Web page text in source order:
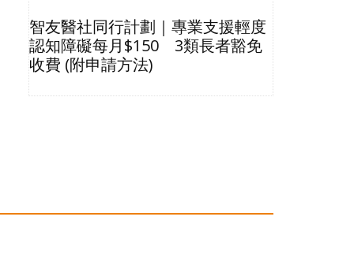
智友醫社同行計劃｜專業支援輕度
認知障礙每月$150 3類長者豁免
收費 (附申請方法)